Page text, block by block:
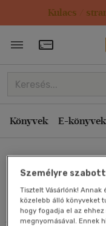
Kulacs /
Törzsvásárlói
Könyvek E-könyvek
Kovács Zsolt
Művei
Rendezés
Kiadás éve
Ár szerint
Eladott
Eladott
Cím szerint A-Z
Szerző szerint
Személyre
Tisztelt Vásárlónk!
közelebb álló könyveket
hogy fogadja el az ehhez
megnyomásával. Ennek